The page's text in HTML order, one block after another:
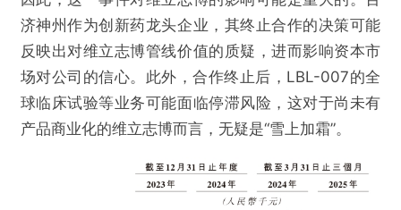
济神州作为创新药龙头企业，其终止合作的决策可能
反映出对维立志博管线价值的质疑，进而影响资本市
场对公司的信心。此外，合作终止后，LBL-007的全
球临床试验等业务可能面临停滞风险，这对于尚未有
产品商业化的维立志博而言，无疑是“雪上加霜”。